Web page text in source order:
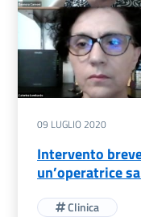
09 LUGLIO 2020
Intervento
un’operatrice
Clinica